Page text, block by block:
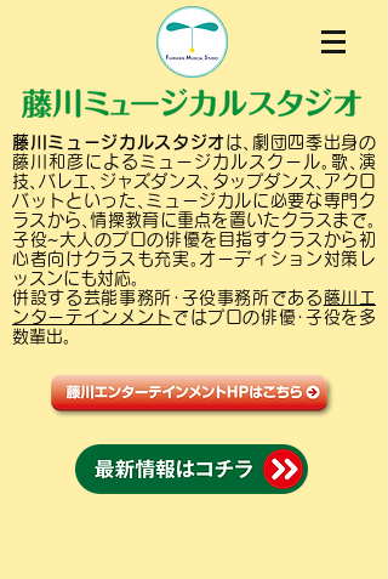
藤川ミュージカルスタジオは､劇団四季出身の
藤川和彦によるミュージカルスクール｡歌､演
技､バレエ､ジャズダンス､タップダンス､アクロ
バットといった､ミュージカルに必要な専門ク
ラスから､情操教育に重点を置いたクラスまで｡
子役~大人のプロの俳優を目指すクラスから初
心者向けクラスも充実｡オーディション対策レ
ッスンにも対応｡
併設する芸能事務所･子役事務所である 藤川エ
ンターテインメント ではプロの俳優･子役を多
数輩出｡